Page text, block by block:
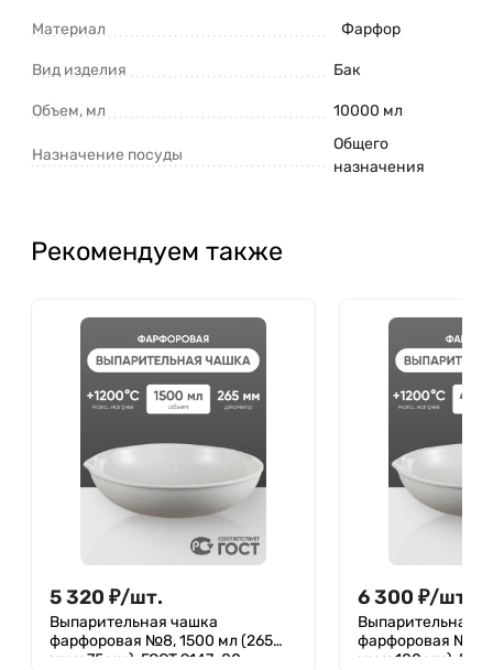
Материал Фарфор
Вид изделия Бак
Объем, мл 10000 мл
Назначение посуды
Общего
назначения
Рекомендуем также
5 320 ₽/шт.
Выпарительная чашка
фарфоровая №8, 1500 мл (265
мм х 75 мм), ГОСТ 9147-80
6 300 ₽/шт.
Выпарительная
фарфоровая №9,
мм х 100 мм),